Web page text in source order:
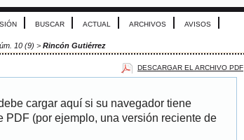
BUSCAR ACTUAL ARCHIVOS AVISOS
10 (9) > Rincón Gutiérrez
DESCARGAR EL ARCHIVO PDF
cargar aquí si su navegador tiene
PDF (por ejemplo, una versión reciente de